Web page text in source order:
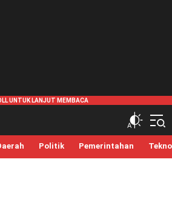
Politik Pemerintahan Tekno